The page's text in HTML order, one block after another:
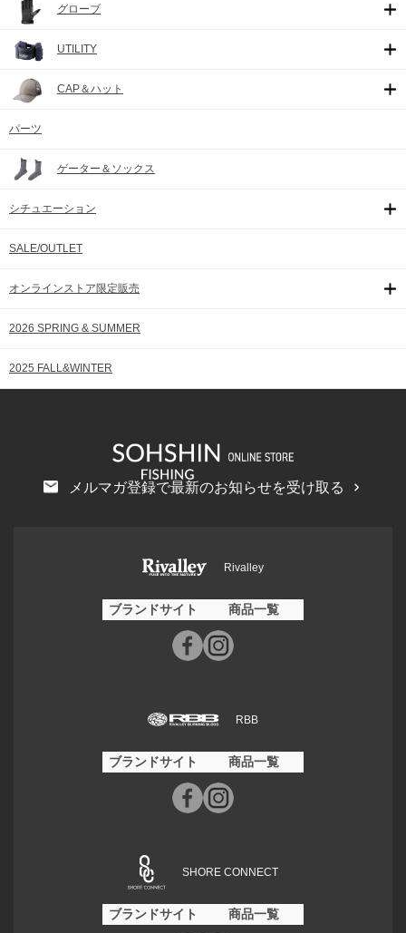
グローブ
UTILITY
CAP＆ハット
パーツ
ゲーター＆ソックス
シチュエーション
SALE/OUTLET
オンラインストア限定販売
2026 SPRING & SUMMER
2025 FALL&WINTER
メルマガ登録で最新のお知らせを受け取る
Rivalley
ブランドサイト 商品一覧
RBB
ブランドサイト 商品一覧
SHORE CONNECT
ブランドサイト 商品一覧